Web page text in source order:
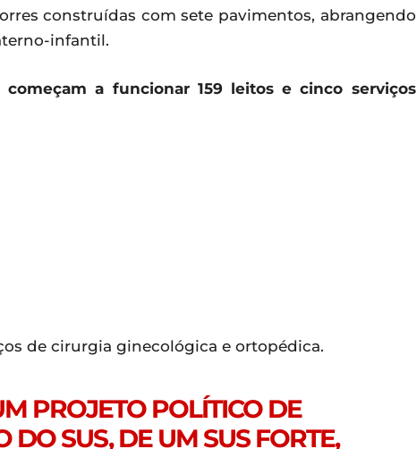
construídas com sete pavimentos, abrangendo
infantil.
a funcionar 159 leitos e cinco serviços
de cirurgia ginecológica e ortopédica.
PROJETO POLÍTICO DE
DO SUS, DE UM SUS FORTE,